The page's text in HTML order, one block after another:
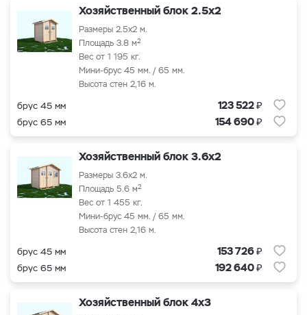
Хозяйственный блок 2.5x2
Размеры 2.5x2 м.
Площадь 3.8 м2
Вес от 1 195 кг.
Мини-брус 45 мм. / 65 мм.
Высота стен 2,16 м.
брус 45 мм 123 522₽
брус 65 мм 154 690₽
Хозяйственный блок 3.6x2
Размеры 3.6x2 м.
Площадь 5.6 м2
Вес от 1 455 кг.
Мини-брус 45 мм. / 65 мм.
Высота стен 2,16 м.
брус 45 мм 153 726₽
брус 65 мм 192 640₽
Хозяйственный блок 4x3